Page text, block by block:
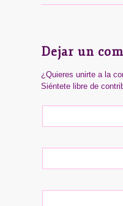
Dejar un
¿Quieres unirte a la
Siéntete libre de